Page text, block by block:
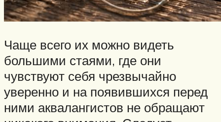
Чаще всего их можно видеть
большими стаями, где они
чувствуют себя чрезвычайно
уверенно и на появившихся перед
ними аквалангистов не обращают